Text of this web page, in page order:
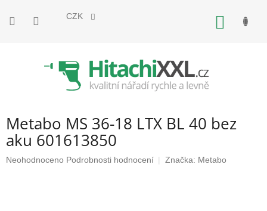
obsah
CZK
Metabo MS 36-18 LTX BL 40 bez
aku 601613850
Průměrné
Neohodnoceno Podrobnosti hodnocení Značka: Metabo